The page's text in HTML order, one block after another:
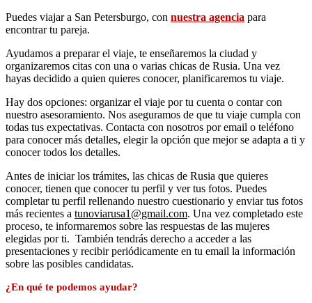
Puedes viajar a San Petersburgo, con nuestra agencia para
encontrar tu pareja.
Ayudamos a preparar el viaje, te enseñaremos la ciudad y
organizaremos citas con una o varias chicas de Rusia. Una vez
hayas decidido a quien quieres conocer, planificaremos tu viaje.
Hay dos opciones: organizar el viaje por tu cuenta o contar con
nuestro asesoramiento. Nos aseguramos de que tu viaje cumpla con
todas tus expectativas. Contacta con nosotros por email o teléfono
para conocer más detalles, elegir la opción que mejor se adapta a ti y
conocer todos los detalles.
Antes de iniciar los trámites, las chicas de Rusia que quieres
conocer, tienen que conocer tu perfil y ver tus fotos. Puedes
completar tu perfil rellenando nuestro cuestionario y enviar tus fotos
más recientes a tunoviarusa1@gmail.com. Una vez completado este
proceso, te informaremos sobre las respuestas de las mujeres
elegidas por ti. También tendrás derecho a acceder a las
presentaciones y recibir periódicamente en tu email la información
sobre las posibles candidatas.
¿En qué te podemos ayudar?